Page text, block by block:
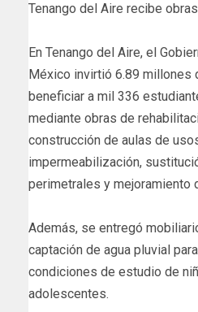
Tenango del Aire recibe
En Tenango del Aire, el
México invirtió 6.89 millones
beneficiar a mil 336
mediante obras de
construcción de aulas de
impermeabilización,
perimetrales y mejoramiento
Además, se entregó
captación de agua pluvial
condiciones de estudio de
adolescentes.